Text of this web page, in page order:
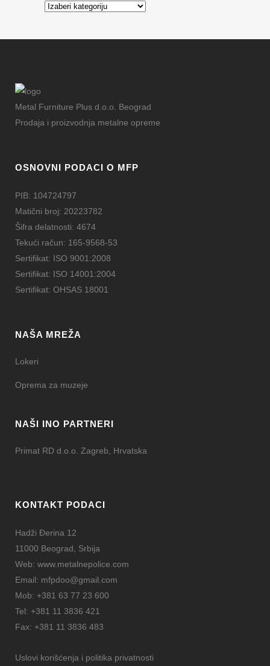
Kategorije
Metal Furniture Plus d.o.o. Beograd
Prodaja i proizvodnja metalne opreme
OSNOVNI PODACI O MFP
PIB: 104724797
Matični broj: 20223782
Šifra delatnosti: 4674
Tekući račun: 165-9568-53
Sertifikat: ISO 9001:2008
Sertifikat: ISO 14001:2004
Sertifikat: OHSAS 18001
NAŠA MREŽA
Lokeri
Oprema za muzeje
NAŠI INO PARTNERI
Primat RD d.o.o. Zagreb, Hrvatska
KONTAKT PODACI
Hadži Đerina 12
11000 Beograd, Srbija
Web: www.metalnepolice.com
Email: mfpdoo@gmail.com
Mob: +381 63 77 23 600
Tel: +381 11 3836 421
Fax: +381 11 3836 483
Uslovi korišćenja i politika privatnosti